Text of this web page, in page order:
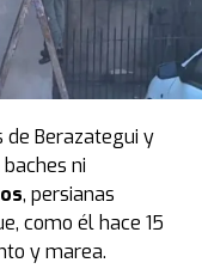
las víctimas e hizo
y
eso.
se hizo silencio.
y, además de
punitivo y no en la
los fondos
Berazategui y
ni
, persianas
como él hace 15
y marea.